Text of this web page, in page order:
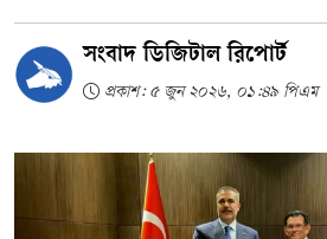
সংবাদ ডিজিটাল রিপোর্ট
প্রকাশ: ৫ জুন ২০২৬, ০১:৪৯ পিএম